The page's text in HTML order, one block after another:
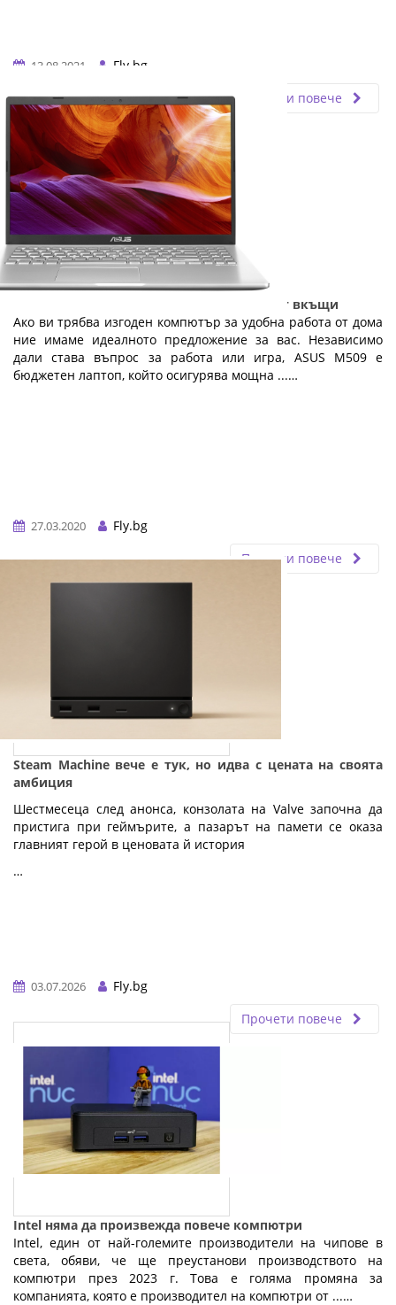
13.08.2021
Fly.bg
Прочети повече
Идеалният бюджетен лаптоп за работа от вкъщи
Ако ви трябва изгоден компютър за удобна работа от дома
ние имаме идеалното предложение за вас. Независимо
дали става въпрос за работа или игра, ASUS M509 е
бюджетен лаптоп, който осигурява мощна ...…
27.03.2020
Fly.bg
Прочети повече
Steam Machine вече е тук, но идва с цената на своята
амбиция
Шестмесеца след анонса, конзолата на Valve започна да
пристига при геймърите, а пазарът на памети се оказа
главният герой в ценовата й история
…
03.07.2026
Fly.bg
Прочети повече
Intel няма да произвежда повече компютри
Intel, един от най-големите производители на чипове в
света, обяви, че ще преустанови производството на
компютри през 2023 г. Това е голяма промяна за
компанията, която е производител на компютри от ...…